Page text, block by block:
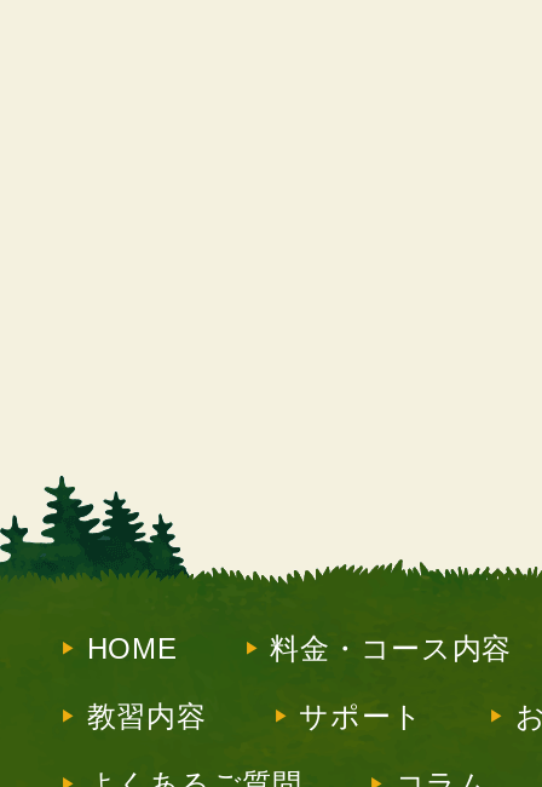
HOME 料金・コース内容
教習内容 サポート